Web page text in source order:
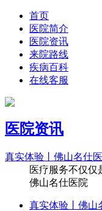
首页
医院简介
医院资讯
来院路线
疾病百科
在线客服
医院资讯
真实体验丨佛山名仕
医疗服务不仅仅
佛山名仕医院
真实体验丨佛山